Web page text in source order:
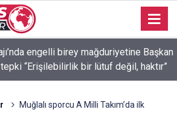
engelli birey mağduriyetine Başkan
tepki “Erişilebilirlik bir lütuf değil, haktır”
kanalizasyon aktı “Yeşilimiz gitti,
”
Muğlalı sporcu A Milli Takım’da ilk